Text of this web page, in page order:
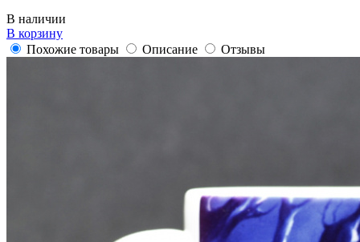
В наличии
В корзину
Похожие товары
Описание Отзывы